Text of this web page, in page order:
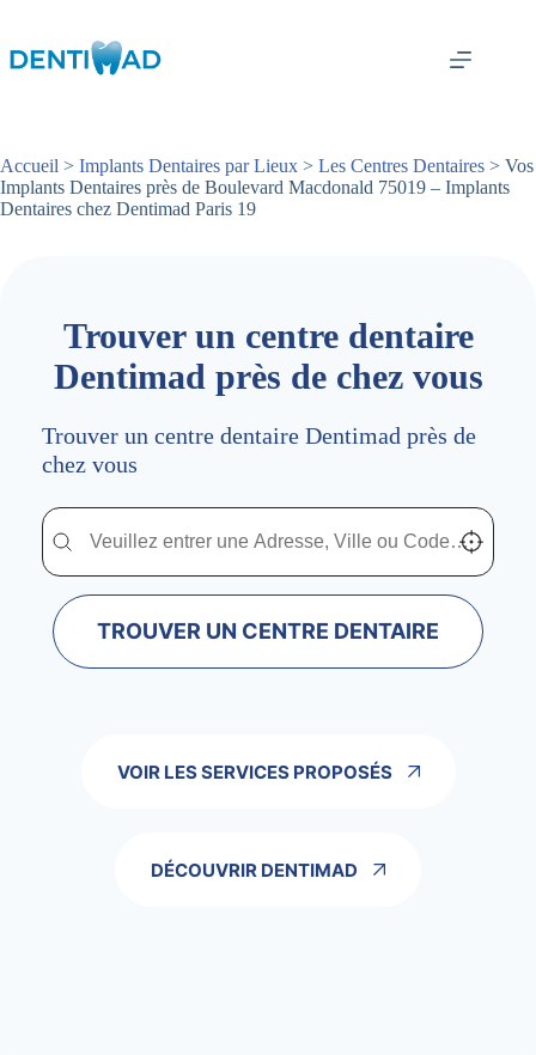
contenu
Accueil > Implants Dentaires par Lieux > Les Centres Dentaires > Vos
Implants Dentaires près de Boulevard Macdonald 75019 – Implants
Dentaires chez Dentimad Paris 19
Trouver un centre dentaire
Dentimad près de chez vous
Trouver un centre dentaire Dentimad près de
chez vous
Trouver un centre dentaire Dentimad près de
Trouver un centre dentaire Dentimad près de chez vous Localisez-
TROUVER UN CENTRE DENTAIRE
VOIR LES SERVICES PROPOSÉS
DÉCOUVRIR DENTIMAD